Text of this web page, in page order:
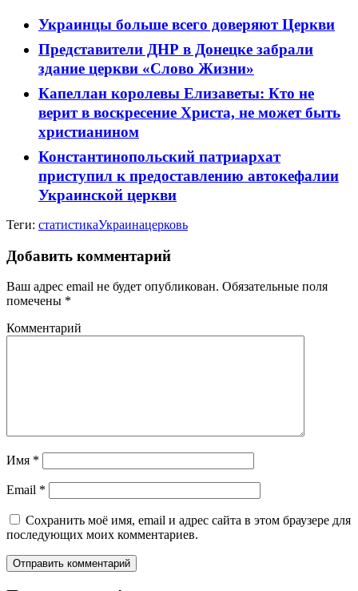
Украинцы больше всего доверяют Церкви
Представители ДНР в Донецке забрали
здание церкви «Слово Жизни»
Капеллан королевы Елизаветы: Кто не
верит в воскресение Христа, не может быть
христианином
Константинопольский патриархат
приступил к предоставлению автокефалии
Украинской церкви
Теги: статистикаУкраинацерковь
Добавить комментарий
Ваш адрес email не будет опубликован. Обязательные поля
помечены *
Комментарий
Имя *
Email *
Сохранить моё имя, email и адрес сайта в этом браузере для
последующих моих комментариев.